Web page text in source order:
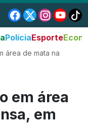
PolíciaEsporte
área de mata na
em área
em